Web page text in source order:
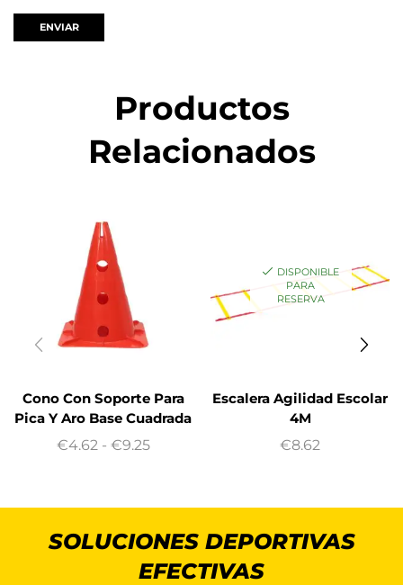
Productos
Relacionados
Cono Con Soporte Para
Pica Y Aro Base Cuadrada
€4.62 - €9.25
DISPONIBLE
PARA
RESERVA
Escalera Agilidad Escolar
4M
€8.62
SOLUCIONES DEPORTIVAS
EFECTIVAS